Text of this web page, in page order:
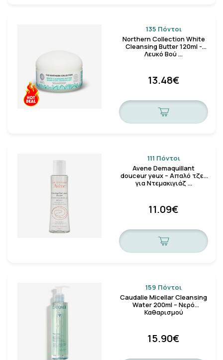
135 Πόντοι
Northern Collection White
Cleansing Butter 120ml -
Λευκό Βού …
13.48€
111 Πόντοι
Avene Demaquillant
douceur yeux – Απαλό τζελ
για Ντεμακιγιάζ …
11.09€
159 Πόντοι
Caudalie Micellar Cleansing
Water 200ml – Νερό
Καθαρισμού
15.90€